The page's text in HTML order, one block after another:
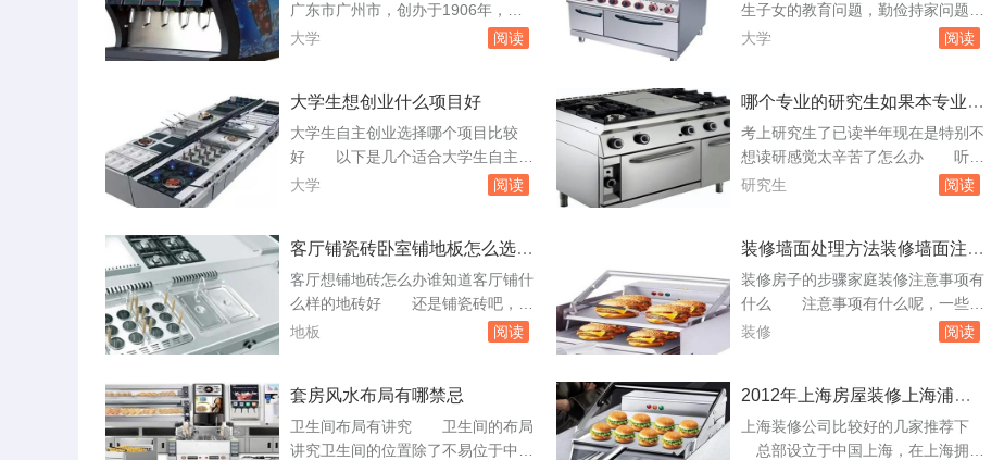
广东市广州市，创办于1906年，是
一所综合类公办本科大学，隶属于统
大。录取分数线：以在高考人数大省
河南省录取数据为例，同济大学202
3年在河南省最低录取分数为：理科
本一654分，文科本一643分。暨南
大学 阅读
生子女的教育问题，勤俭持家问题
等。三是虽属具体又未引起社会重
题的实用价值，并不等于急功近利的
实用主义，也绝非提倡选题必须有直
接的效益作用。作为论文，无论是形
式还是内容都和工作总结、调查报告
大学 阅读
大学生想创业什么项目好
大学生自主创业选择哪个项目比较
好 以下是几个适合大学生自主创
业的项目：校园服务平台：为学生提
己的专业知识或技能，开展课外辅
导、技能培训等。网络自媒体：通过
社交媒体平台，如微信公众号、抖音
等，发布有趣的内容，吸引粉丝关
大学 阅读
哪个专业的研究生如果本专业不
是那个找工作的时候不会被嫌弃
考上研究生了已读半年现在是特别不
想读研感觉太辛苦了怎么办 听说
过一句意味深长的话：“当你在嫌弃
那就是没有脚的残疾人！”当你在。
多少人挤破头脑花了整整一年也无法
考上喜欢的学校的研究生啊！就算你
是被调剂过去的，当时你既然不是因
研究生 阅读
客厅铺瓷砖卧室铺地板怎么选择
颜色
客厅想铺地砖怎么办谁知道客厅铺什
么样的地砖好 还是铺瓷砖吧，免
得到时候地板会起泡，可以选那种仿
00*800的！具体的花式要。卧室一
般都采用木地板的，即舒适又美观，
大厅你喜欢大的呢就铺1000×1000
地板 阅读
装修墙面处理方法装修墙面注意
事项有哪些
装修房子的步骤家庭装修注意事项有
什么 注意事项有什么呢，一些装
修的小细节还是很重要的方面，需要
定好装修图和装修水电方案布置说
明，再准备好装修用的水泥，粗砂，
细沙。装修施工流程；放线先开槽埋
装修 阅读
套房风水布局有哪禁忌
卫生间布局有讲究 卫生间的布局
讲究卫生间的位置除了不易位于中心
2012年上海房屋装修上海浦东
装潢装修公司哪家专业求口碑好
的装修
上海装修公司比较好的几家推荐下
总部设立于中国上海，在上海拥有